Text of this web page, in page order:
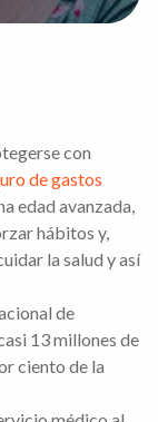
con
de gastos
edad avanzada,
hábitos y,
la salud y así
de
13 millones de
ciento de la